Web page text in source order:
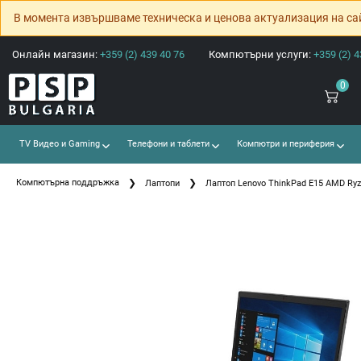
В момента извършваме техническа и ценова актуализация на
Онлайн магазин: +359 (2) 439 40 76 Компютърни услуги: +359 (2)
0
TV Видео и Gaming Телефони и таблети Компютри и периферия
Компютърна поддръжка Лаптопи Лаптоп Lenovo ThinkPad E15 AMD